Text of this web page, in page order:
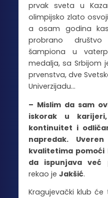
prvak sveta u
olimpijsko zlato
a osam godina
probrano društvo
šampiona u
medalja, sa Srbijom
prvenstva, dve
Univerzijadu…
– Mislim da sam
iskorak u
kontinuitet i
napredak.
kvalitetima pomoći
da ispunjava već
rekao je Jakšić.
Kragujevački klub